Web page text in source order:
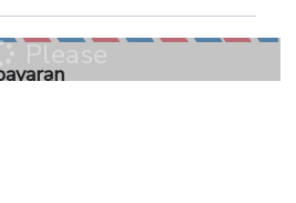
Please
wait...